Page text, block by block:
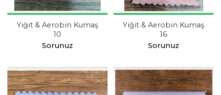
Yiğit & Aerobin Kumaş
10
Sorunuz
Yiğit & Aerobin Kumaş
16
Sorunuz